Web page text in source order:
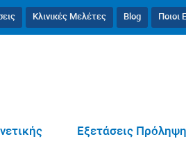
Ποιοι
Blog
Κλινικές Μελέτες
Εξετάσεις